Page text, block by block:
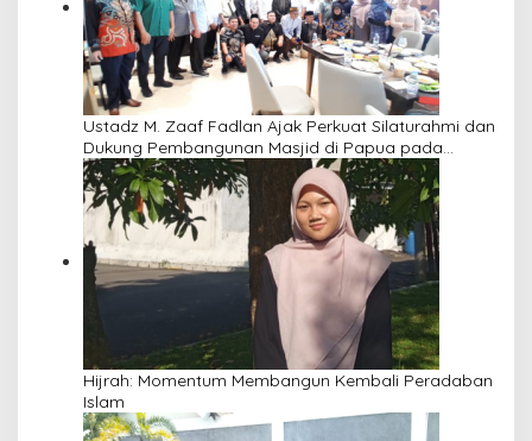
Ustadz M. Zaaf Fadlan Ajak Perkuat Silaturahmi dan
Dukung Pembangunan Masjid di Papua pada
Pengajian Yayasan Alimbas Insan Cita
Hijrah: Momentum Membangun Kembali Peradaban
Islam